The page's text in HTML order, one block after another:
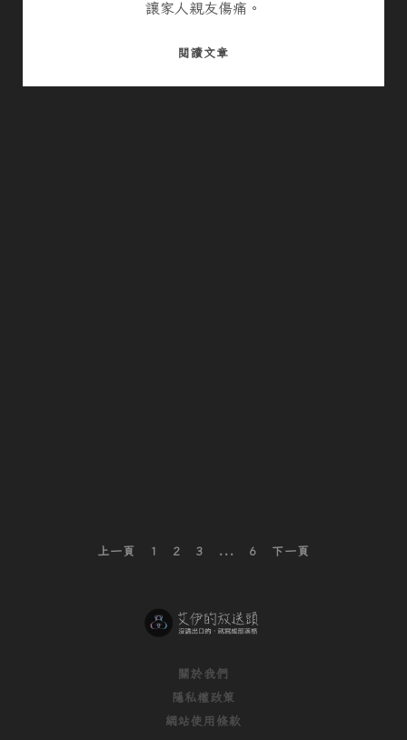
讓家人親友傷痛。
閱讀文章
上一頁 1 2 3 ... 6 下一頁
關於我們
隱私權政策
網站使用條款